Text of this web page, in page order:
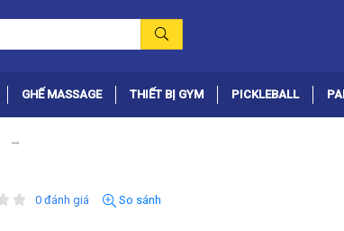
GHẾ MASSAGE THIẾT BỊ GYM PICKLEBALL
0 đánh giá So sánh